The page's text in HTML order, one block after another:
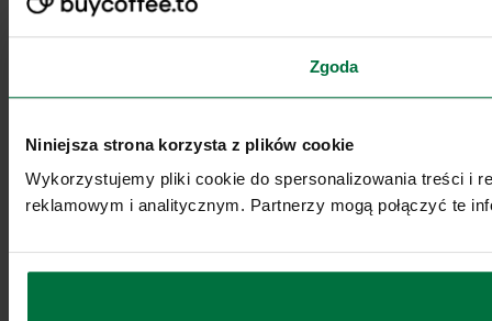
Zgoda
Niniejsza strona korzysta z plików cookie
Wykorzystujemy pliki cookie do spersonalizowania treści i
reklamowym i analitycznym. Partnerzy mogą połączyć te